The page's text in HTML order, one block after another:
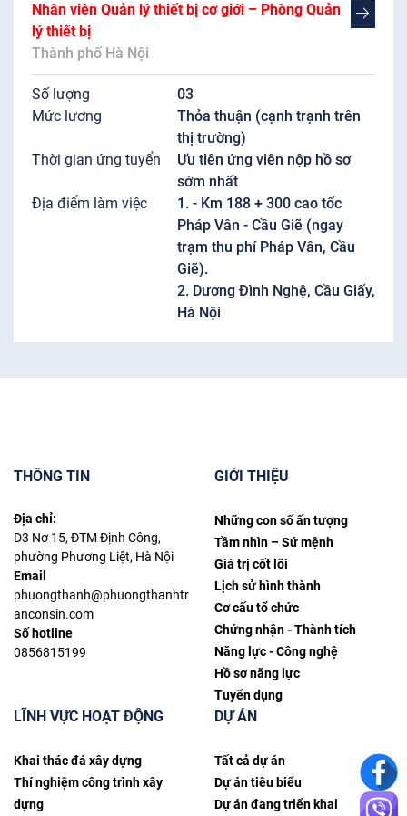
Nhân viên Quản lý thiết bị cơ giới – Phòng Quản
lý thiết bị
Thành phố Hà Nội
Số lượng
03
Mức lương
Thỏa thuận (cạnh trạnh trên
thị trường)
Thời gian ứng tuyển
Ưu tiên ứng viên nộp hồ sơ
sớm nhất
Địa điểm làm việc
1. - Km 188 + 300 cao tốc
Pháp Vân - Cầu Giẽ (ngay
trạm thu phí Pháp Vân, Cầu
Giẽ).
2. Dương Đình Nghệ, Cầu Giấy,
Hà Nội
THÔNG TIN
Địa chỉ:
D3 Nơ 15, ĐTM Định Công,
phường Phương Liệt, Hà Nội
Email
phuongthanh@phuongthanhtr
anconsin.com
Số hotline
0856815199
GIỚI THIỆU
Những con số ấn tượng
Tầm nhìn – Sứ mệnh
Giá trị cốt lõi
Lịch sử hình thành
Cơ cấu tổ chức
Chứng nhận - Thành tích
Năng lực - Công nghệ
Hồ sơ năng lực
Tuyển dụng
LĨNH VỰC HOẠT ĐỘNG
Khai thác đá xây dựng
Thí nghiệm công trình xây
dựng
DỰ ÁN
Tất cả dự án
Dự án tiêu biểu
Dự án đang triển khai